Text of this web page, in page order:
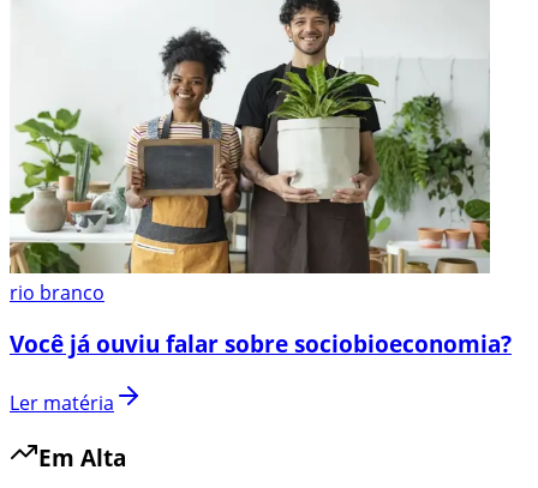
rio branco
Você já ouviu falar sobre sociobioeconomia?
Ler matéria
Em Alta